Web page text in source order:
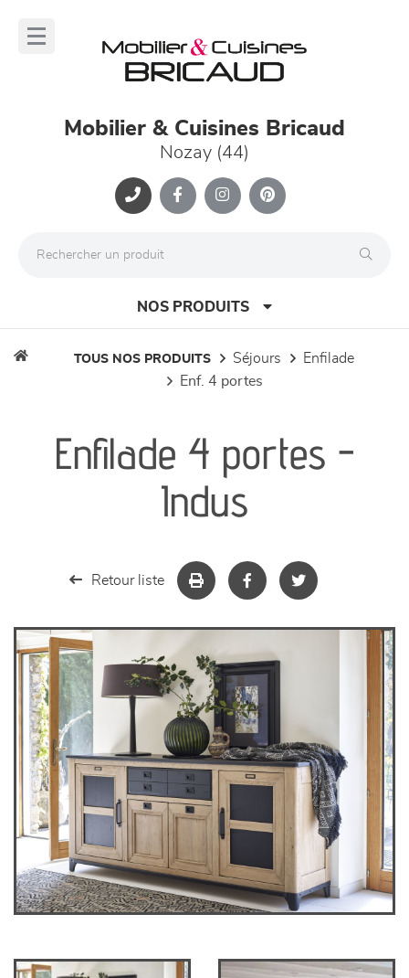
Mobilier & Cuisines Bricaud
Nozay (44)
NOS PRODUITS
séjours
meubles de complément
décoration
TOUS NOS PRODUITS séjours
enfilade
enf. 4 portes
Enfilade 4 portes -
Indus
Retour liste